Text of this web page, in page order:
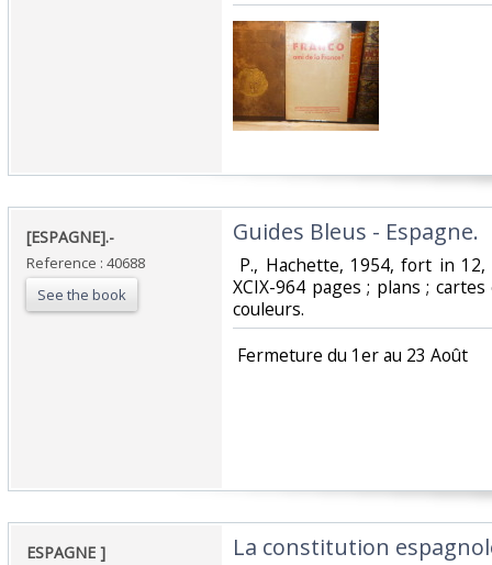
‎[ESPAGNE].-‎
Reference : 40688
See the book
‎Guides Bleus - Espagne.‎
P., Hachette, 1954, fort in
XCIX-964 pages ; plans ;
couleurs. ‎
‎ Fermeture du 1er au 23 Août‎
‎ESPAGNE ]‎ ‎La constitution